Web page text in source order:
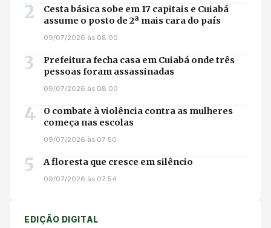
2
Cesta básica sobe em 17 capitais e Cuiabá
assume o posto de 2ª mais cara do país
09/07/2026 às 08:00
3
Prefeitura fecha casa em Cuiabá onde três
pessoas foram assassinadas
09/07/2026 às 08:00
4
O combate à violência contra as mulheres
começa nas escolas
09/07/2026 às 07:50
5 A floresta que cresce em silêncio
09/07/2026 às 07:54
EDIÇÃO DIGITAL